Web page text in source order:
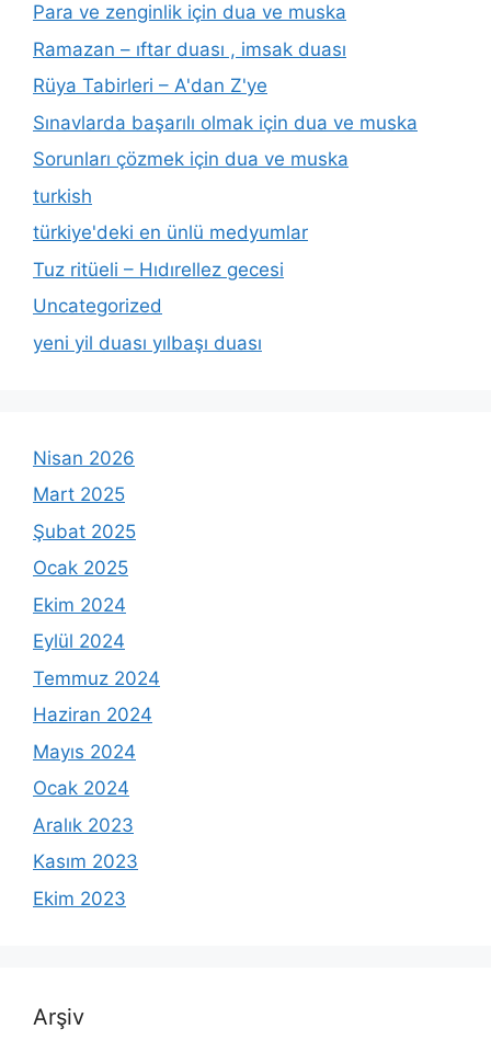
Para ve zenginlik için dua ve muska
Ramazan – ıftar duası , imsak duası
Rüya Tabirleri – A'dan Z'ye
Sınavlarda başarılı olmak için dua ve muska
Sorunları çözmek için dua ve muska
turkish
türkiye'deki en ünlü medyumlar
Tuz ritüeli – Hıdırellez gecesi
Uncategorized
yeni yil duası yılbaşı duası
Nisan 2026
Mart 2025
Şubat 2025
Ocak 2025
Ekim 2024
Eylül 2024
Temmuz 2024
Haziran 2024
Mayıs 2024
Ocak 2024
Aralık 2023
Kasım 2023
Ekim 2023
Arşiv